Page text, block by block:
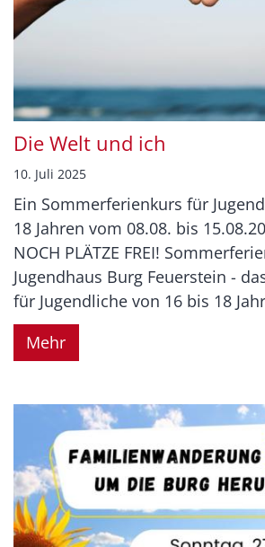
Die Welt und ich
10. Juli 2025
Ein Sommerferienkurs für
18 Jahren vom 08.08. bis
NOCH PLÄTZE FREI!
Jugendhaus Burg Feuerstein -
für Jugendliche von 16 bis 18
Mehr